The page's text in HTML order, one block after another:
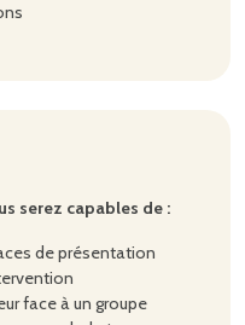
serez capables de :
de présentation
face à un groupe